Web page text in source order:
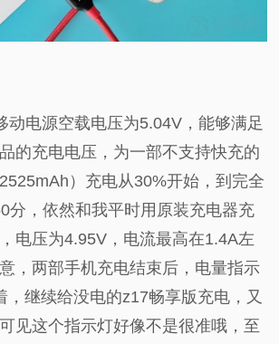
动电源空载电压为5.04V，能够满足
的充电电压，为一部不支持快充的
）充电从30%开始，到完全
分，依然和我平时用原装充电器充
电压为4.95V，电流最高在1.4A左
，两部手机充电结束后，电量指示
，继续给没电的z17畅享版充电，又
见这个指示灯好像不是很准哦，至